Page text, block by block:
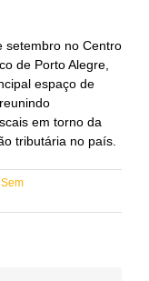
setembro no Centro
de Porto Alegre,
espaço de
em torno da
tributária no país.
Sem